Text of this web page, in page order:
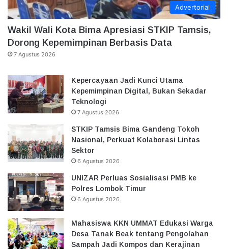
Advertorial
Wakil Wali Kota Bima Apresiasi STKIP Tamsis,
Dorong Kepemimpinan Berbasis Data
7 Agustus 2026
Kepercayaan Jadi Kunci Utama
Kepemimpinan Digital, Bukan Sekadar
Teknologi
7 Agustus 2026
STKIP Tamsis Bima Gandeng Tokoh
Nasional, Perkuat Kolaborasi Lintas
Sektor
6 Agustus 2026
UNIZAR Perluas Sosialisasi PMB ke
Polres Lombok Timur
6 Agustus 2026
Mahasiswa KKN UMMAT Edukasi Warga
Desa Tanak Beak tentang Pengolahan
Sampah Jadi Kompos dan Kerajinan